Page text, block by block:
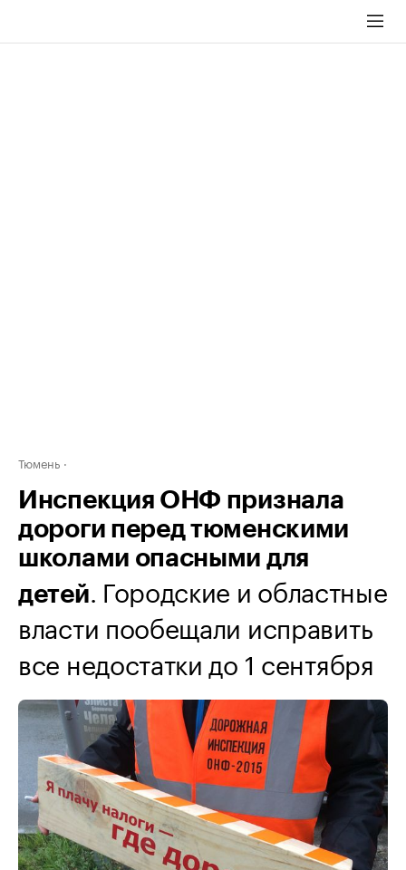
Тюмень
Инспекция ОНФ признала
дороги перед тюменскими
школами опасными для
детей. Городские и областные
власти пообещали исправить
все недостатки до 1 сентября